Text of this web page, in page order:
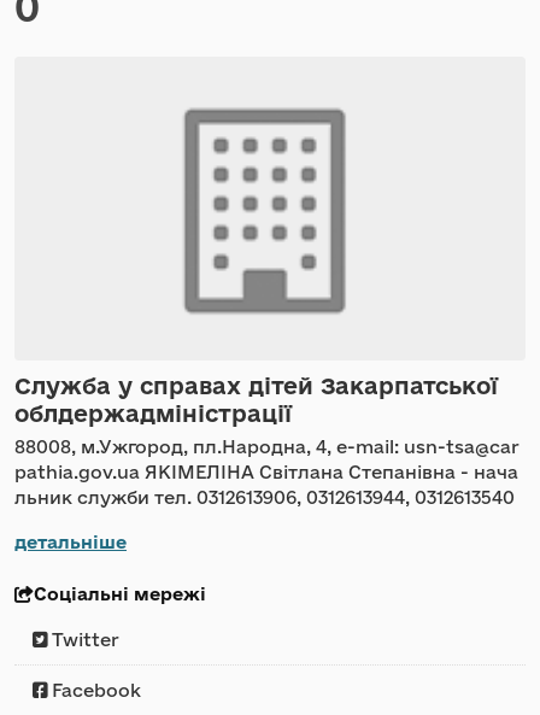
Служба у справах дітей Закарпатської
облдержадміністрації
88008, м.Ужгород, пл.Народна, 4, e-mail: usn-tsa@car
pathia.gov.ua ЯКІМЕЛІНА Світлана Степанівна - нача
льник служби тел. 0312613906, 0312613944, 0312613540
детальніше
Соціальні мережі
Twitter
Facebook